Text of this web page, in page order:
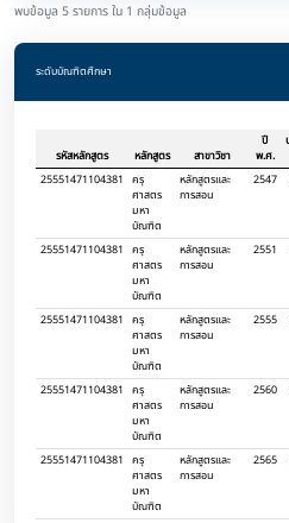
พบข้อมูล 5 รายการ ใน 1 กลุ่มข้อมูล
ระดับบัณฑิตศึกษา
รหัสหลักสูตร หลักสูตร สาขาวิชา
ปี
พ.ศ.
25551471104381 ครุ
ศาสตร
มหา
บัณฑิต
หลักสูตรและ
การสอน
2547
25551471104381 ครุ
ศาสตร
มหา
บัณฑิต
หลักสูตรและ
การสอน
2551
25551471104381 ครุ
ศาสตร
มหา
บัณฑิต
หลักสูตรและ
การสอน
2555
25551471104381 ครุ
ศาสตร
มหา
บัณฑิต
หลักสูตรและ
การสอน
2560
25551471104381 ครุ
ศาสตร
มหา
บัณฑิต
หลักสูตรและ
การสอน
2565